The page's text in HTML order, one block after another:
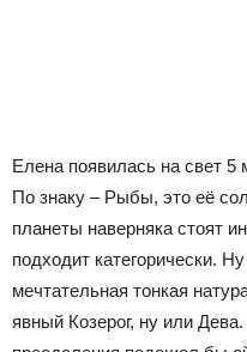
Елена появилась на свет 5
По знаку – Рыбы, это её
планеты наверняка стоят
подходит категорически.
мечтательная тонкая
явный Козерог, ну или